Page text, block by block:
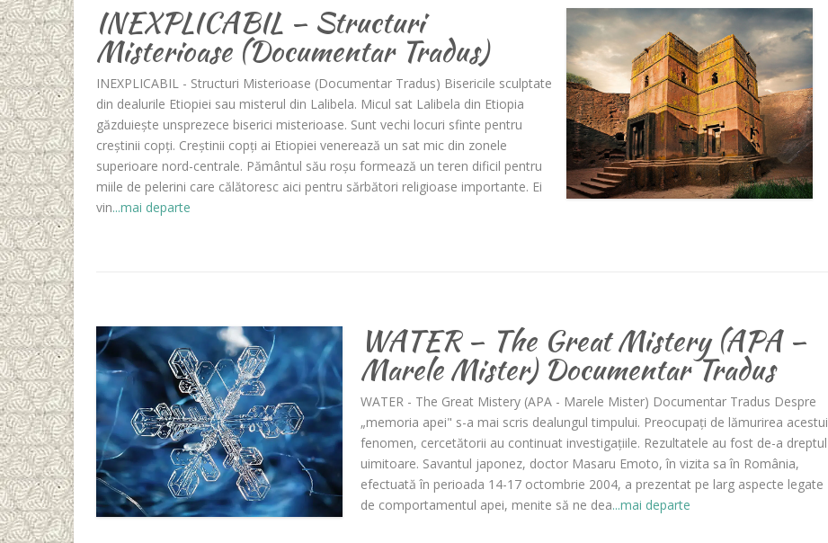
INEXPLICABIL – Structuri
Misterioase (Documentar Tradus)
INEXPLICABIL - Structuri Misterioase (Documentar Tradus) Bisericile sculptate
din dealurile Etiopiei sau misterul din Lalibela. Micul sat Lalibela din Etiopia
găzduieşte unsprezece biserici misterioase. Sunt vechi locuri sfinte pentru
creştinii copţi. Creştinii copţi ai Etiopiei venerează un sat mic din zonele
superioare nord-centrale. Pământul său roşu formează un teren dificil pentru
miile de pelerini care călătoresc aici pentru sărbători religioase importante. Ei
vin...mai departe
WATER – The Great Mistery (APA –
Marele Mister) Documentar Tradus
WATER - The Great Mistery (APA - Marele Mister) Documentar Tradus Despre
„memoria apei" s-a mai scris dealungul timpului. Preocupaţi de lămurirea acestui
fenomen, cercetătorii au continuat investigaţiile. Rezultatele au fost de-a dreptul
uimitoare. Savantul japonez, doctor Masaru Emoto, în vizita sa în România,
efectuată în perioada 14-17 octombrie 2004, a prezentat pe larg aspecte legate
de comportamentul apei, menite să ne dea...mai departe